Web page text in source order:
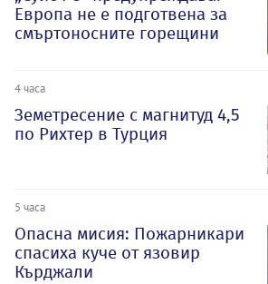
Европа не е подготвена за
смъртоносните горещини
4 часа
Земетресение с магнитуд 4,5
по Рихтер в Турция
5 часа
Опасна мисия: Пожарникари
спасиха куче от язовир
Кърджали